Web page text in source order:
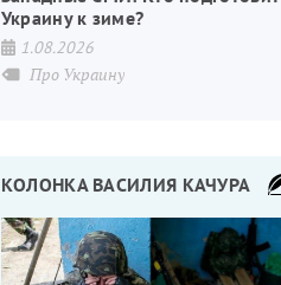
Украину к зиме?
1.08.2026
Про Украину
КОЛОНКА ВАСИЛИЯ КАЧУРА